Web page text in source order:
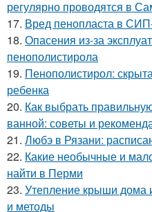
регулярно проводятся в
17. Вред пенопласта в
18. Опасения из-за
пенополистирола
19. Пенополистирол:
ребенка
20. Как выбрать
ванной: советы и
21. Любэ в Рязани:
22. Какие необычные и
найти в Перми
23. Утепление крыши дома
и методы